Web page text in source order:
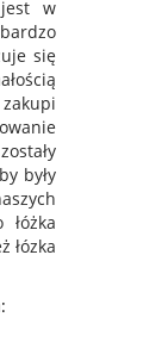
jest w
się
były
łózka